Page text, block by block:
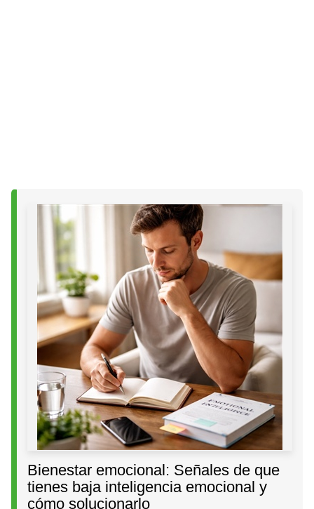
Bienestar emocional: Señales de que
tienes baja inteligencia emocional y
cómo solucionarlo